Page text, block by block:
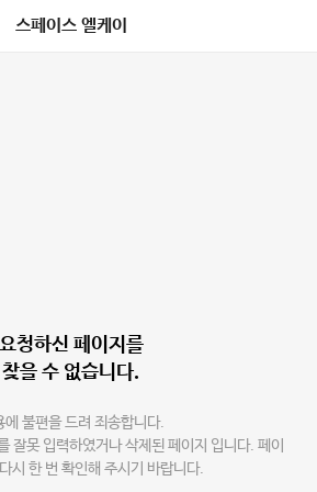
스페이스 엘케이
요청하신 페이지를
찾을 수 없습니다.
에 불편을 드려 죄송합니다.
잘못 입력하였거나 삭제된 페이지 입니다. 페이
시 한 번 확인해 주시기 바랍니다.